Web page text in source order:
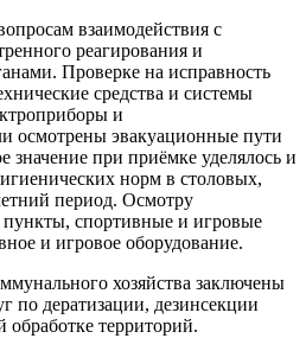
взаимодействия с
реагирования и
Проверке на исправность
средства и системы
и
осмотрены эвакуационные пути
при приёмке уделялось и
норм в столовых,
период. Осмотру
пункты, спортивные и игровые
и игровое оборудование.
хозяйства заключены
по дератизации, дезинсекции
территорий.